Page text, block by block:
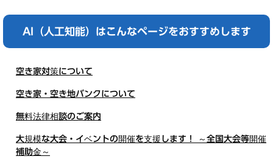
AI（人工知能）はこんなページをおすすめします
空き家対策について
空き家・空き地バンクについて
無料法律相談のご案内
大規模な大会・イベントの開催を支援します！ ～全国大会等開催
補助金～